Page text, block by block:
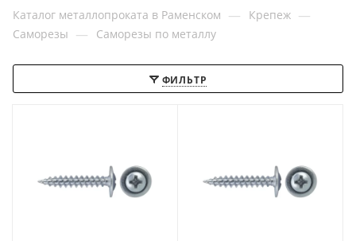
Каталог металлопроката в Раменском — Крепеж —
Саморезы — Саморезы по металлу
ФИЛЬТР